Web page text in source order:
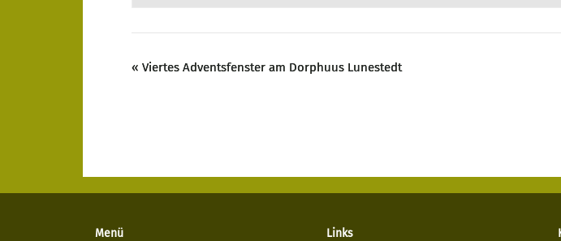
« Viertes Adventsfenster am Dorphuus Lunestedt
Menü Links